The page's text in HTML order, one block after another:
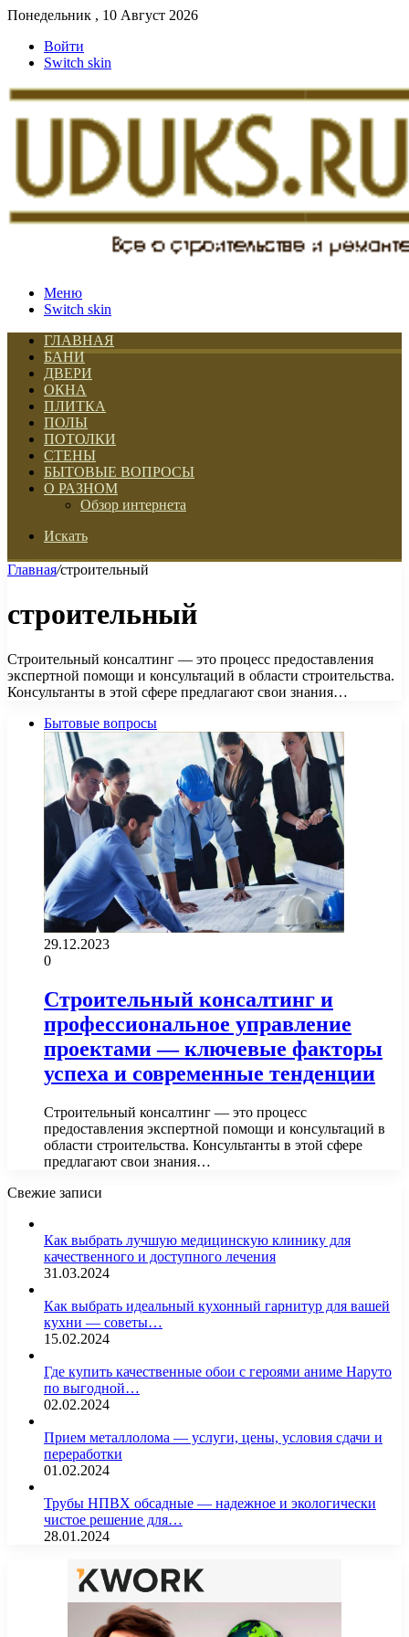
Понедельник , 10 Август 2026
Войти
Switch skin
Меню
Switch skin
ГЛАВНАЯ
БАНИ
ДВЕРИ
ОКНА
ПЛИТКА
ПОЛЫ
ПОТОЛКИ
СТЕНЫ
БЫТОВЫЕ ВОПРОСЫ
О РАЗНОМ
Обзор интернета
Искать
Главная/строительный
строительный
Строительный консалтинг — это процесс предоставления
экспертной помощи и консультаций в области строительства.
Консультанты в этой сфере предлагают свои знания…
Бытовые вопросы
29.12.2023
0
Строительный консалтинг и
профессиональное управление
проектами — ключевые факторы
успеха и современные тенденции
Строительный консалтинг — это процесс
предоставления экспертной помощи и консультаций в
области строительства. Консультанты в этой сфере
предлагают свои знания…
Свежие записи
Как выбрать лучшую медицинскую клинику для
качественного и доступного лечения
31.03.2024
Как выбрать идеальный кухонный гарнитур для вашей
кухни — советы…
15.02.2024
Где купить качественные обои с героями аниме Наруто
по выгодной…
02.02.2024
Прием металлолома — услуги, цены, условия сдачи и
переработки
01.02.2024
Трубы НПВХ обсадные — надежное и экологически
чистое решение для…
28.01.2024